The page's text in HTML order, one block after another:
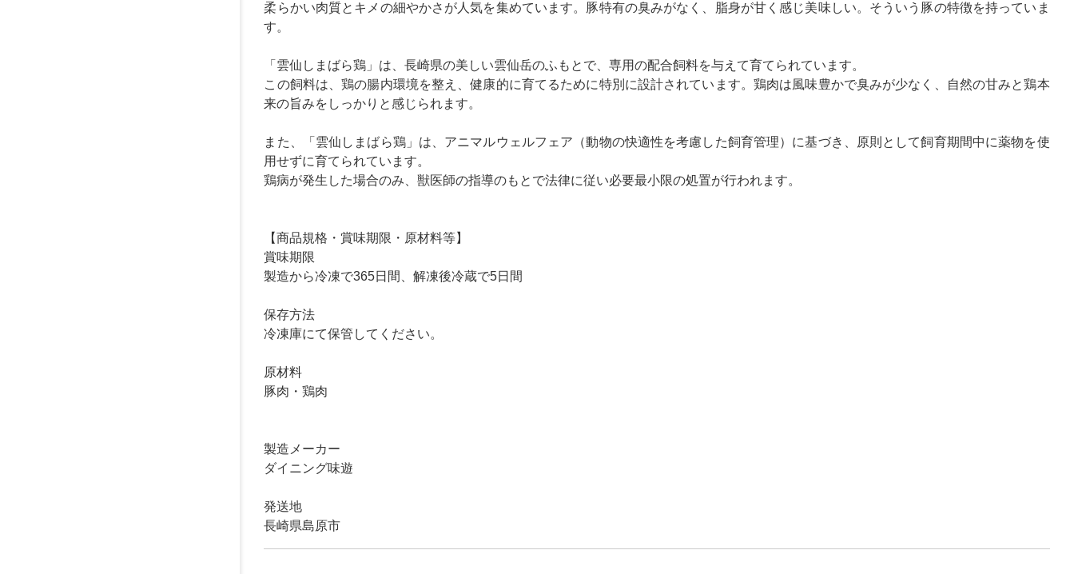
柔らかい肉質とキメの細やかさが人気を集めています。豚特有の臭みがなく、脂身が甘く感じ美味しい。そういう豚の特徴を持っていま
す。
「雲仙しまばら鶏」は、長崎県の美しい雲仙岳のふもとで、専用の配合飼料を与えて育てられています。
この飼料は、鶏の腸内環境を整え、健康的に育てるために特別に設計されています。鶏肉は風味豊かで臭みが少なく、自然の甘みと鶏本
来の旨みをしっかりと感じられます。
また、「雲仙しまばら鶏」は、アニマルウェルフェア（動物の快適性を考慮した飼育管理）に基づき、原則として飼育期間中に薬物を使
用せずに育てられています。
鶏病が発生した場合のみ、獣医師の指導のもとで法律に従い必要最小限の処置が行われます。
【商品規格・賞味期限・原材料等】
賞味期限
製造から冷凍で365日間、解凍後冷蔵で5日間
保存方法
冷凍庫にて保管してください。
原材料
豚肉・鶏肉
製造メーカー
ダイニング味遊
発送地
長崎県島原市